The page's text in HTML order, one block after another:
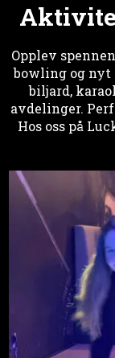
Opplev
bowling og nyt
biljard,
avdelinger.
Hos oss på